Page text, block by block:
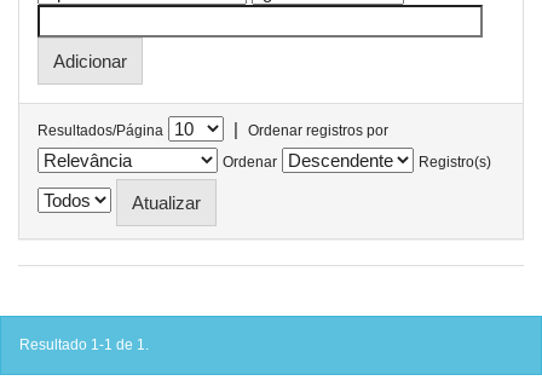
Resultados/Página |
Ordenar registros por
Ordenar
Registro(s)
Resultado 1-1 de 1.